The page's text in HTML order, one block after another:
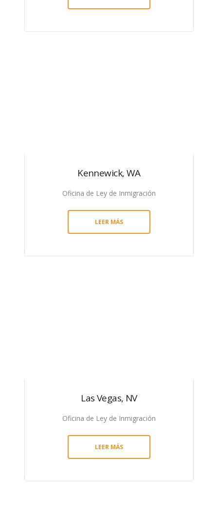
Kennewick, WA
Oficina de Ley de Inmigración
LEER MÁS
Las Vegas, NV
Oficina de Ley de Inmigración
LEER MÁS